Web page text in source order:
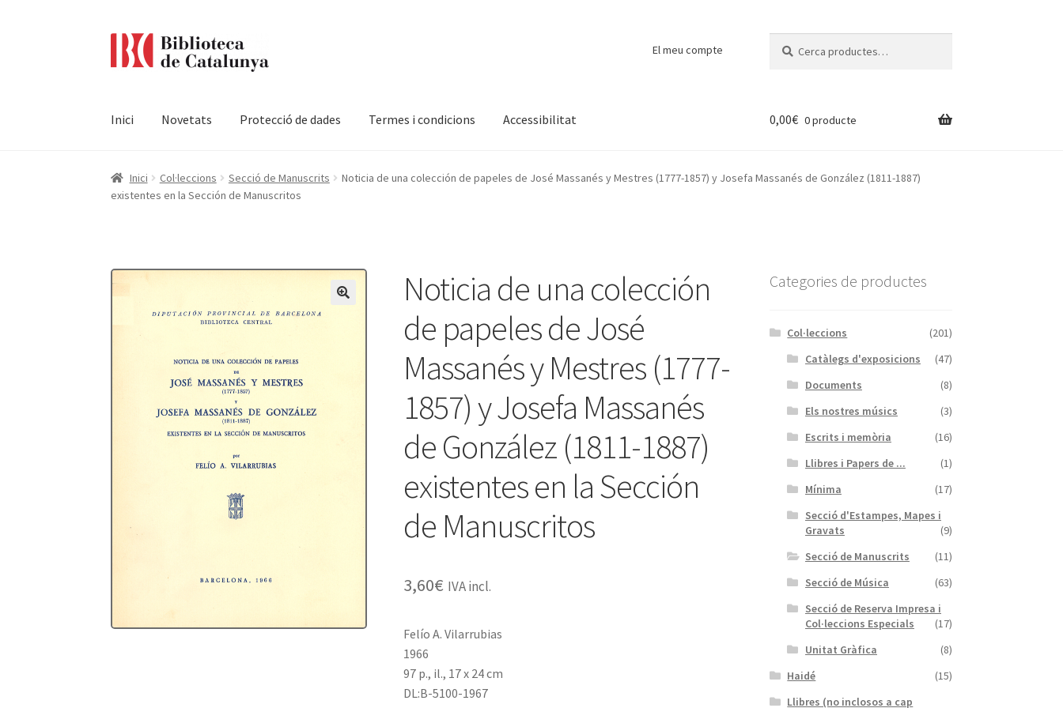
El meu compte
Inici Novetats Protecció de dades Termes i condicions Accessibilitat
Pàgina d'inici Accessibilitat Cistella El meu compte Finalitzar compra Novetats Payment Protecció de dades
0,00€ 0 producte
Inici Col·leccions Secció de Manuscrits
Noticia de una colección de papeles de José Massanés y Mestres (1777-1857) y Josefa Massanés de González (1811-1887)
existentes en la Sección de Manuscritos
Noticia de una colección
de papeles de José
Massanés y Mestres (1777-
1857) y Josefa Massanés
de González (1811-1887)
existentes en la Sección
de Manuscritos
3,60€ IVA incl.
Felío A. Vilarrubias
1966
97 p., il., 17 x 24 cm
DL:B-5100-1967
Categories de productes
Col·leccions
(201)
Catàlegs d'exposicions
(47)
Documents
(8)
Els nostres músics
(3)
Escrits i memòria
(16)
Llibres i Papers de ...
(1)
Mínima
(17)
Secció d'Estampes, Mapes i
Gravats
(9)
Secció de Manuscrits
(11)
Secció de Música
(63)
Secció de Reserva Impresa i
Col·leccions Especials
(17)
Unitat Gràfica
(8)
Haidé
(15)
Llibres (no inclosos a cap